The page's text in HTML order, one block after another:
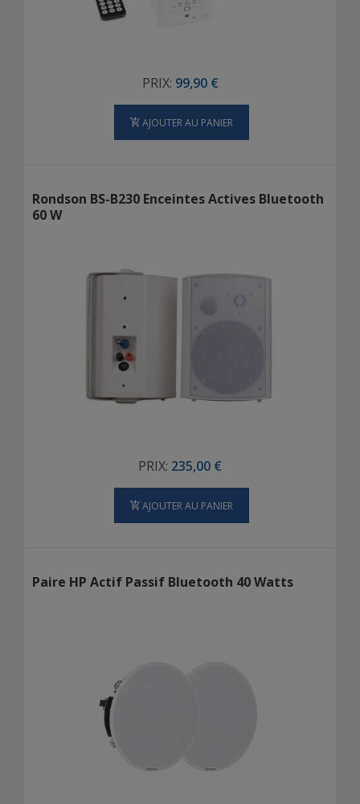
PRIX: 99,90 €
AJOUTER AU PANIER
Rondson BS-B230 Enceintes Actives Bluetooth
60 W
PRIX: 235,00 €
AJOUTER AU PANIER
Paire HP Actif Passif Bluetooth 40 Watts